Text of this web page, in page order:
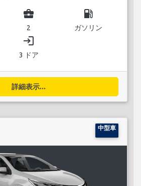
business_center
2
local_gas_station
ガソリン
login
3 ドア
詳細表示...
中型車